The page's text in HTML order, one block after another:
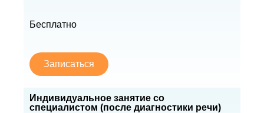
Бесплатно
Записаться
Индивидуальное занятие со
специалистом (после диагностики речи)